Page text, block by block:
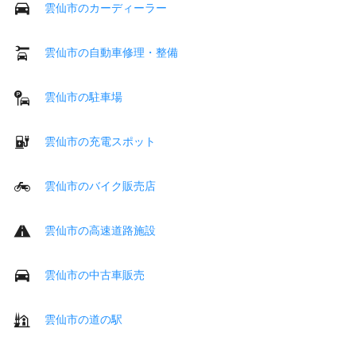
雲仙市のカーディーラー
雲仙市の自動車修理・整備
雲仙市の駐車場
雲仙市の充電スポット
雲仙市のバイク販売店
雲仙市の高速道路施設
雲仙市の中古車販売
雲仙市の道の駅